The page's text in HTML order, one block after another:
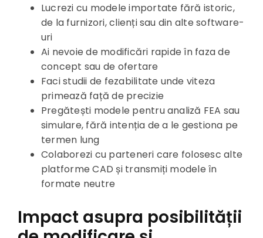
Lucrezi cu modele importate fără istoric,
de la furnizori, clienți sau din alte software-
uri
Ai nevoie de modificări rapide în faza de
concept sau de ofertare
Faci studii de fezabilitate unde viteza
primează față de precizie
Pregătești modele pentru analiză FEA sau
simulare, fără intenția de a le gestiona pe
termen lung
Colaborezi cu parteneri care folosesc alte
platforme CAD și transmiți modele în
formate neutre
Impact asupra posibilității